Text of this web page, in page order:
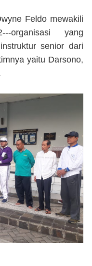
Feldo mewakili
organisasi yang
senior dari
yaitu Darsono,